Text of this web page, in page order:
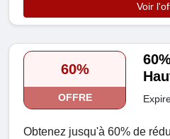
Voir
60%
OFFRE
Obtenez jusqu'à 60% de